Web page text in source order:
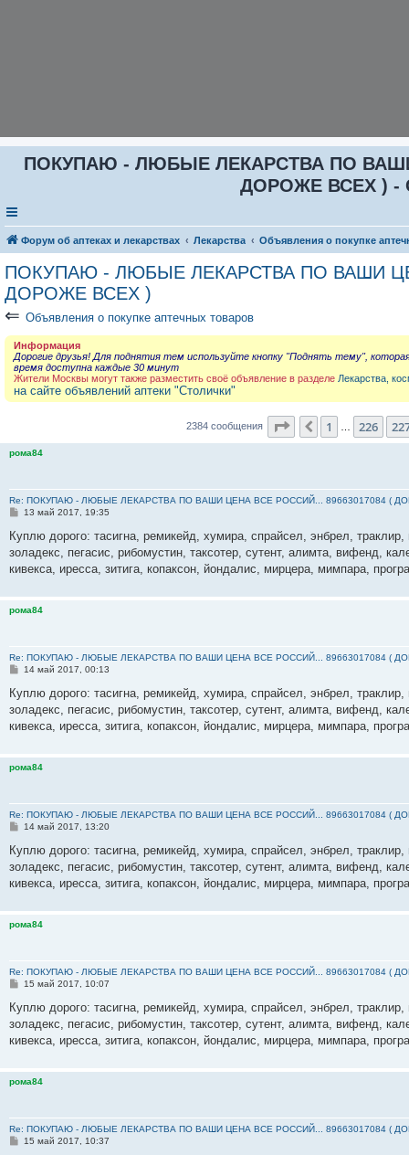
ПОКУПАЮ - ЛЮБЫЕ ЛЕКАРСТВА ПО ВАШИ
ДОРОЖЕ ВСЕХ ) -
Форум об аптеках и лекарствах Лекарства Объявления о покупке
ПОКУПАЮ - ЛЮБЫЕ ЛЕКАРСТВА ПО ВАШИ
ДОРОЖЕ ВСЕХ )
⇐ Объявления о покупке аптечных товаров
Информация
Дорогие друзья! Для поднятия тем используйте кнопку "Поднять тему",
время доступна каждые 30 минут
Жители Москвы могут также разместить своё объявление в разделе Лекарства,
на сайте объявлений аптеки "Столички"
2384 сообщения Страница 228из
Пред.
1 226
рома84
Re: ПОКУПАЮ - ЛЮБЫЕ ЛЕКАРСТВА ПО ВАШИ ЦЕНА ВСЕ РОССИЙ... 89663017084 (
С
о
б
щ
е
е
13 май 2017, 19:35
Куплю дорого: тасигна, ремикейд, хумира, спрайсел, энбрел,
золадекс, пегасис, рибомустин, таксотер, сутент, алимта, вифенд,
кивекса, иресса, зитига, копаксон, йондалис, мирцера, мимпара,
рома84
Re: ПОКУПАЮ - ЛЮБЫЕ ЛЕКАРСТВА ПО ВАШИ ЦЕНА ВСЕ РОССИЙ... 89663017084 (
С
о
б
щ
е
е
14 май 2017, 00:13
Куплю дорого: тасигна, ремикейд, хумира, спрайсел, энбрел,
золадекс, пегасис, рибомустин, таксотер, сутент, алимта, вифенд,
кивекса, иресса, зитига, копаксон, йондалис, мирцера, мимпара,
рома84
Re: ПОКУПАЮ - ЛЮБЫЕ ЛЕКАРСТВА ПО ВАШИ ЦЕНА ВСЕ РОССИЙ... 89663017084 (
С
о
б
щ
е
е
14 май 2017, 13:20
Куплю дорого: тасигна, ремикейд, хумира, спрайсел, энбрел,
золадекс, пегасис, рибомустин, таксотер, сутент, алимта, вифенд,
кивекса, иресса, зитига, копаксон, йондалис, мирцера, мимпара,
рома84
Re: ПОКУПАЮ - ЛЮБЫЕ ЛЕКАРСТВА ПО ВАШИ ЦЕНА ВСЕ РОССИЙ... 89663017084 (
С
о
б
щ
е
е
15 май 2017, 10:07
Куплю дорого: тасигна, ремикейд, хумира, спрайсел, энбрел,
золадекс, пегасис, рибомустин, таксотер, сутент, алимта, вифенд,
кивекса, иресса, зитига, копаксон, йондалис, мирцера, мимпара,
рома84
Re: ПОКУПАЮ - ЛЮБЫЕ ЛЕКАРСТВА ПО ВАШИ ЦЕНА ВСЕ РОССИЙ... 89663017084 (
С15 май 2017, 10:37